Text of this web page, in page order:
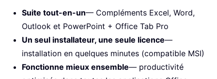
Suite tout-en-un— Compléments Excel, Word,
Outlook et PowerPoint + Office Tab Pro
Un seul installateur, une seule licence—
installation en quelques minutes (compatible MSI)
Fonctionne mieux ensemble— productivité